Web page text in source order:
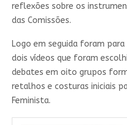
reflexões sobre os
das Comissões.
Logo em seguida foram
dois vídeos que foram
debates em oito grupos
retalhos e costuras iniciais
Feminista.